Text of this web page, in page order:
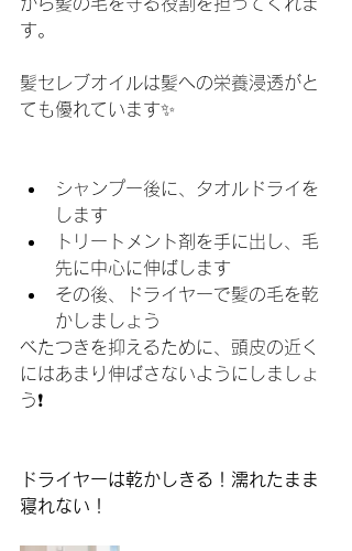
す。
髪セレブオイルは髪への栄養浸透がと
ても優れています✨
シャンプー後に、タオルドライを
します
トリートメント剤を手に出し、毛
先に中心に伸ばします
その後、ドライヤーで髪の毛を乾
かしましょう
べたつきを抑えるために、頭皮の近く
にはあまり伸ばさないようにしましょ
う❗️
ドライヤーは乾かしきる！濡れたまま
寝れない！